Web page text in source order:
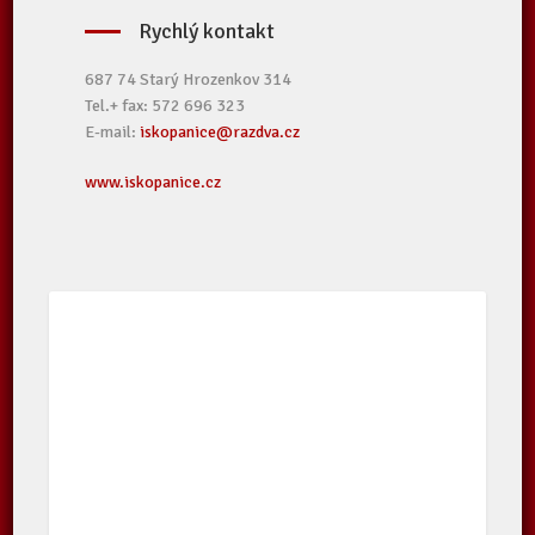
Rychlý kontakt
687 74 Starý Hrozenkov 314
Tel.+ fax: 572 696 323
E-mail:iskopanice@razdva.cz
www.iskopanice.cz